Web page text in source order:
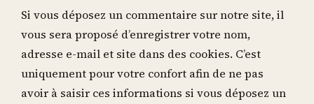
Si vous déposez un commentaire sur notre site, il
vous sera proposé d’enregistrer votre nom,
adresse e-mail et site dans des cookies. C’est
uniquement pour votre confort afin de ne pas
avoir à saisir ces informations si vous déposez un